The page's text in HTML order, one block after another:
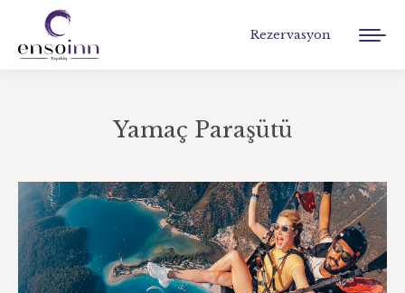
Rezervasyon
Yamaç Paraşütü